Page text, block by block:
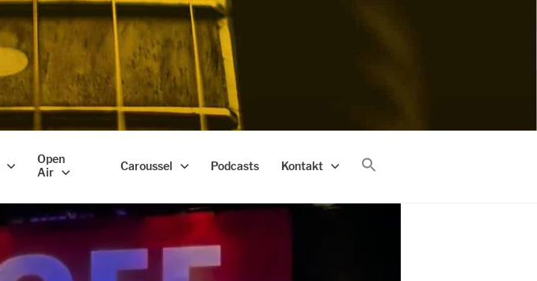
Open
Air
Caroussel Podcasts Kontakt